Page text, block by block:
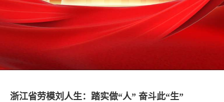
浙江省劳模刘人生：踏实做“人” 奋斗此“生”